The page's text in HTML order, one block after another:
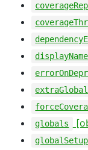
displayName
globals
globalSetup